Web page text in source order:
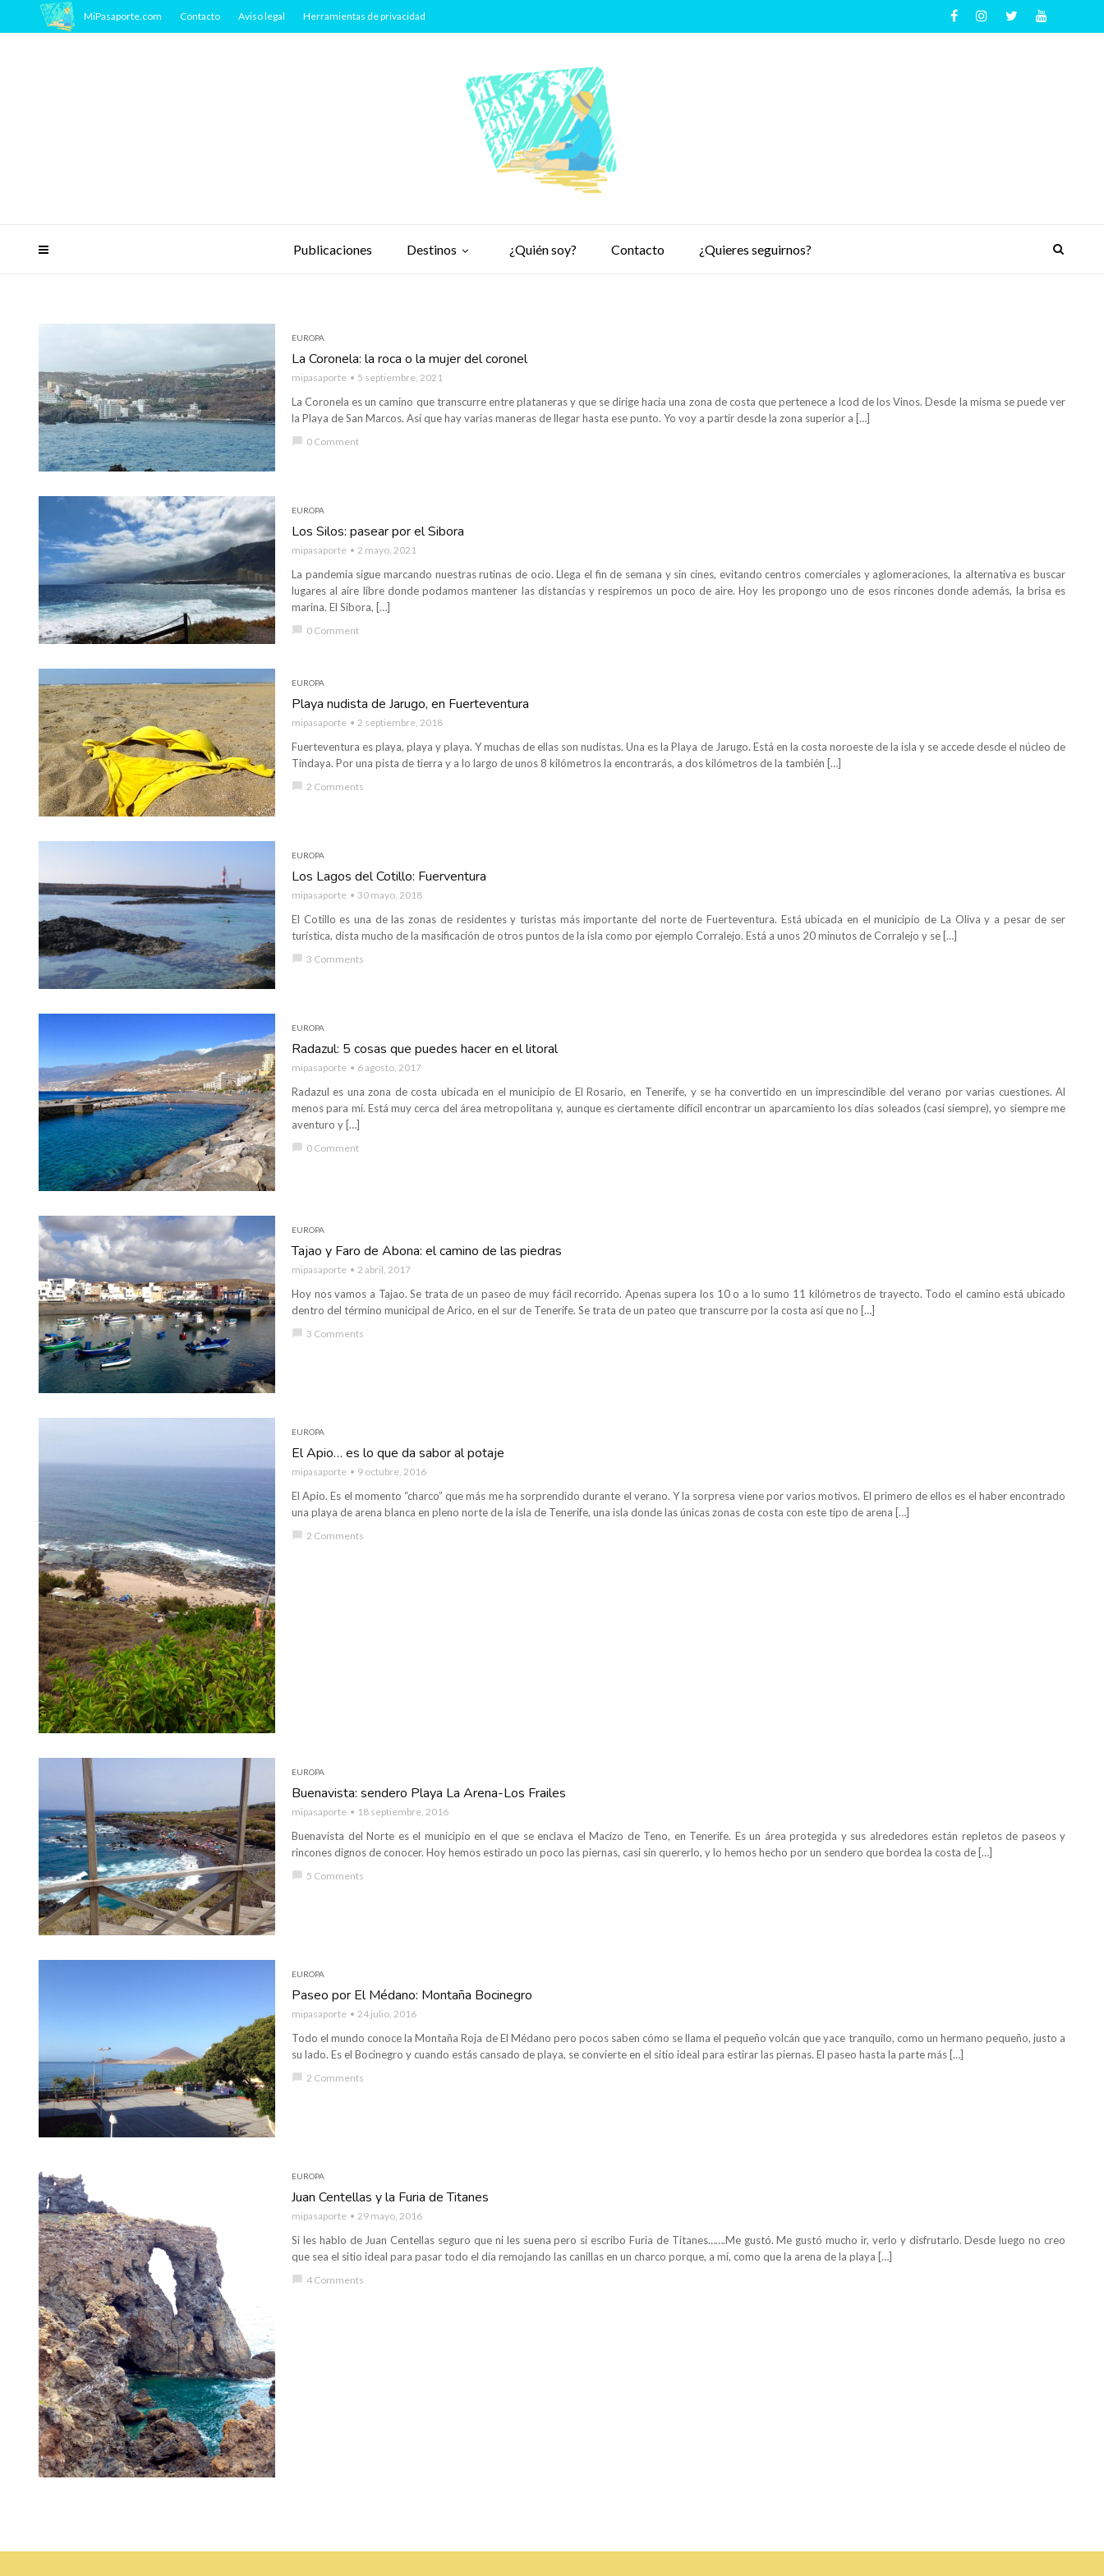
Publicaciones Destinos ¿Quién soy? Contacto ¿Quieres seguirnos?
MiPasaporte.com Contacto Aviso legal Herramientas de privacidad
EUROPA
La Coronela: la roca o la mujer del coronel
mipasaporte 5 septiembre, 2021
La Coronela es un camino que transcurre entre plataneras y que se dirige hacia una zona de costa que pertenece a Icod de los Vinos. Desde la misma se puede ver
la Playa de San Marcos. Así que hay varias maneras de llegar hasta ese punto. Yo voy a partir desde la zona superior a […]
chat_bubble 0 Comment
EUROPA
Los Silos: pasear por el Sibora
mipasaporte 2 mayo, 2021
La pandemia sigue marcando nuestras rutinas de ocio. Llega el fin de semana y sin cines, evitando centros comerciales y aglomeraciones, la alternativa es buscar
lugares al aire libre donde podamos mantener las distancias y respiremos un poco de aire. Hoy les propongo uno de esos rincones donde además, la brisa es
marina. El Sibora, […]
chat_bubble 0 Comment
EUROPA
Playa nudista de Jarugo, en Fuerteventura
mipasaporte 2 septiembre, 2018
Fuerteventura es playa, playa y playa. Y muchas de ellas son nudistas. Una es la Playa de Jarugo. Está en la costa noroeste de la isla y se accede desde el núcleo de
Tindaya. Por una pista de tierra y a lo largo de unos 8 kilómetros la encontrarás, a dos kilómetros de la también […]
chat_bubble 2 Comments
EUROPA
Los Lagos del Cotillo: Fuerventura
mipasaporte 30 mayo, 2018
El Cotillo es una de las zonas de residentes y turistas más importante del norte de Fuerteventura. Está ubicada en el municipio de La Oliva y a pesar de ser
turística, dista mucho de la masificación de otros puntos de la isla como por ejemplo Corralejo. Está a unos 20 minutos de Corralejo y se […]
chat_bubble 3 Comments
EUROPA
Radazul: 5 cosas que puedes hacer en el litoral
mipasaporte 6 agosto, 2017
Radazul es una zona de costa ubicada en el municipio de El Rosario, en Tenerife, y se ha convertido en un imprescindible del verano por varias cuestiones. Al
menos para mí. Está muy cerca del área metropolitana y, aunque es ciertamente difícil encontrar un aparcamiento los días soleados (casi siempre), yo siempre me
aventuro y […]
chat_bubble 0 Comment
EUROPA
Tajao y Faro de Abona: el camino de las piedras
mipasaporte 2 abril, 2017
Hoy nos vamos a Tajao. Se trata de un paseo de muy fácil recorrido. Apenas supera los 10 o a lo sumo 11 kilómetros de trayecto. Todo el camino está ubicado
dentro del término municipal de Arico, en el sur de Tenerife. Se trata de un pateo que transcurre por la costa así que no […]
chat_bubble 3 Comments
EUROPA
El Apio… es lo que da sabor al potaje
mipasaporte 9 octubre, 2016
El Apio. Es el momento “charco” que más me ha sorprendido durante el verano. Y la sorpresa viene por varios motivos. El primero de ellos es el haber encontrado
una playa de arena blanca en pleno norte de la isla de Tenerife, una isla donde las únicas zonas de costa con este tipo de arena […]
chat_bubble 2 Comments
EUROPA
Buenavista: sendero Playa La Arena-Los Frailes
mipasaporte 18 septiembre, 2016
Buenavista del Norte es el municipio en el que se enclava el Macizo de Teno, en Tenerife. Es un área protegida y sus alrededores están repletos de paseos y
rincones dignos de conocer. Hoy hemos estirado un poco las piernas, casi sin quererlo, y lo hemos hecho por un sendero que bordea la costa de […]
chat_bubble 5 Comments
EUROPA
Paseo por El Médano: Montaña Bocinegro
mipasaporte 24 julio, 2016
Todo el mundo conoce la Montaña Roja de El Médano pero pocos saben cómo se llama el pequeño volcán que yace tranquilo, como un hermano pequeño, justo a
su lado. Es el Bocinegro y cuando estás cansado de playa, se convierte en el sitio ideal para estirar las piernas. El paseo hasta la parte más […]
chat_bubble 2 Comments
EUROPA
Juan Centellas y la Furia de Titanes
mipasaporte 29 mayo, 2016
Si les hablo de Juan Centellas seguro que ni les suena pero si escribo Furia de Titanes…….Me gustó. Me gustó mucho ir, verlo y disfrutarlo. Desde luego no creo
que sea el sitio ideal para pasar todo el día remojando las canillas en un charco porque, a mí, como que la arena de la playa […]
chat_bubble 4 Comments